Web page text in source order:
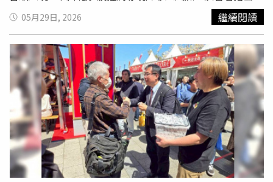
世界衛生組織（WHO）最新資料顯示，剛果民主共和國及
烏干達的伊波拉疫情仍持續發展，其中疫情主要集中在剛果
民主共和國伊圖里省（Ituri）、北基伍省（North Kivu）及
南基伍省（South Kivu）等地。截至5月27日止，剛果民主
共和國累計通報906例病例，其中223人死亡，另有125例實
驗室確診病例、17人死亡；烏干達則累計7例確診病例，其
中1人死亡。由於疫情仍有擴散風險，我國日前已將兩國旅
遊疫情建議等級提升至第三級「警告（Warning）」。疾病
管制署副署長曾淑慧表示，考量伊波拉疫情恐持續升溫，我
國除強化港埠檢疫與跨機關聯防措施外，也參考美國、加拿
大等國防疫作法，並與外交部、領事事務局、移民署及民航
局等單位共同研商後，決定實施新的邊境管制措施。根據規
05月29日, 2026 繼續閱讀